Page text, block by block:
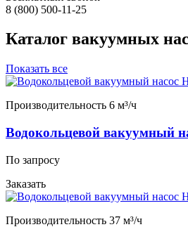
8 (800) 500-11-25
Каталог вакуумных
Показать все
Производительность 6 м³/ч
Водокольцевой вакуумный
По запросу
Заказать
Производительность 37 м³/ч